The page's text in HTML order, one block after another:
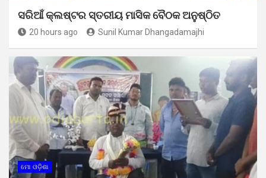
ସରିଆଁ କ୍ଲଷ୍ଟର ସ୍ତରୀୟ ମାସିକ ବୈଠକ ଅନୁଷ୍ଠିତ
20 hours ago Sunil Kumar Dhangadamajhi
ମୋ ଓଡ଼ିଶା